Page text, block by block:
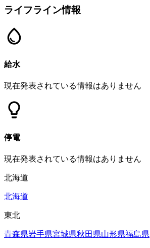
ライフライン情報
給水
現在発表されている情報はありません
停電
現在発表されている情報はありません
北海道
北海道
東北
青森県岩手県宮城県秋田県山形県福島県